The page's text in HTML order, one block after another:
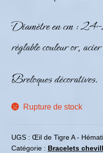
Diamètre en cm : 24-
réglable couleur or,
Breloques décoratives.
Rupture de stock
UGS : Œil de Tigre A -
Catégorie : Bracelets